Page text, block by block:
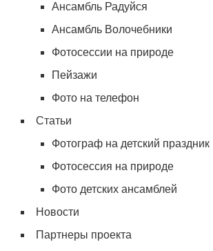
Ансамбль Радуйся
Ансамбль Волочебники
Фотосессии на природе
Пейзажи
Фото на телефон
Статьи
Фотограф на детский праздник
Фотосессия на природе
Фото детских ансамблей
Новости
Партнеры проекта